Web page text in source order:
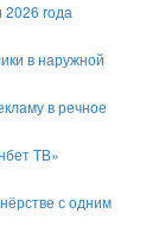
года
в наружной
в речное
ТВ»
с одним